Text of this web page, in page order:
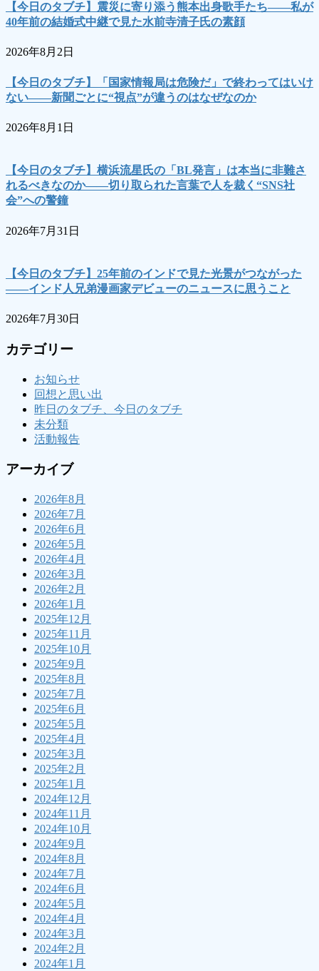
【今日のタブチ】震災に寄り添う熊本出身歌手たち――私が
40年前の結婚式中継で見た水前寺清子氏の素顔
2026年8月2日
【今日のタブチ】「国家情報局は危険だ」で終わってはいけ
ない――新聞ごとに“視点”が違うのはなぜなのか
2026年8月1日
【今日のタブチ】横浜流星氏の「BL発言」は本当に非難さ
れるべきなのか――切り取られた言葉で人を裁く“SNS社
会”への警鐘
2026年7月31日
【今日のタブチ】25年前のインドで見た光景がつながった
――インド人兄弟漫画家デビューのニュースに思うこと
2026年7月30日
カテゴリー
お知らせ
回想と思い出
昨日のタブチ、今日のタブチ
未分類
活動報告
アーカイブ
2026年8月
2026年7月
2026年6月
2026年5月
2026年4月
2026年3月
2026年2月
2026年1月
2025年12月
2025年11月
2025年10月
2025年9月
2025年8月
2025年7月
2025年6月
2025年5月
2025年4月
2025年3月
2025年2月
2025年1月
2024年12月
2024年11月
2024年10月
2024年9月
2024年8月
2024年7月
2024年6月
2024年5月
2024年4月
2024年3月
2024年2月
2024年1月